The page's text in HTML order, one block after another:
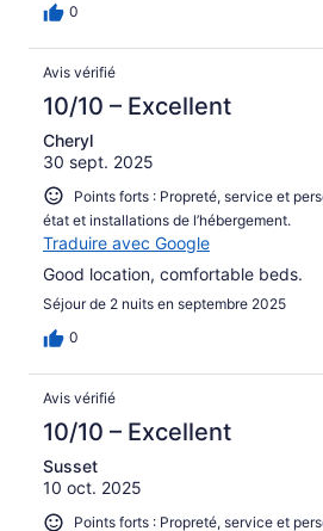
0
Avis vérifié
10/10 – Excellent
Cheryl
30 sept. 2025
Points forts : Propreté, service et
état et installations de l’hébergement.
Traduire avec Google
Good location, comfortable beds.
Séjour de 2 nuits en septembre 2025
0
Avis vérifié
10/10 – Excellent
Susset
10 oct. 2025
Points forts : Propreté, service et